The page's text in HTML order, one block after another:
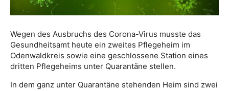
Wegen des Ausbruchs des Corona-Virus musste das
Gesundheitsamt heute ein zweites Pflegeheim im
Odenwaldkreis sowie eine geschlossene Station eines
dritten Pflegeheims unter Quarantäne stellen.
In dem ganz unter Quarantäne stehenden Heim sind zwei